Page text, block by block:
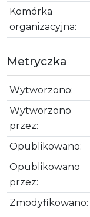
Komórka
organizacyjna:
Metryczka
Wytworzono:
Wytworzono
przez:
Opublikowano:
Opublikowano
przez:
Zmodyfikowano: